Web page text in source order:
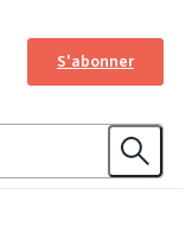
S'abonner